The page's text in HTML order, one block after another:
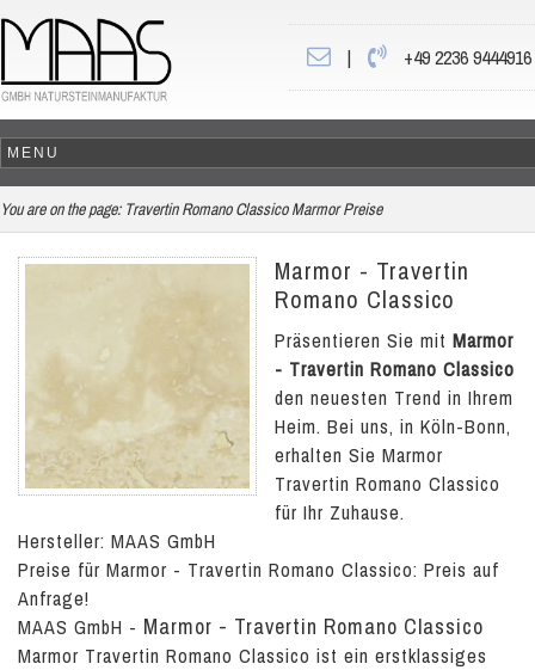
| +49 2236 9444916
You are on the page: Travertin Romano Classico Marmor Preise
Marmor - Travertin
Romano Classico
Präsentieren Sie mit Marmor
- Travertin Romano Classico
den neuesten Trend in Ihrem
Heim. Bei uns, in Köln-Bonn,
erhalten Sie Marmor
Travertin Romano Classico
für Ihr Zuhause.
Hersteller: MAAS GmbH
Preise für Marmor - Travertin Romano Classico: Preis auf
Anfrage!
MAAS GmbH - Marmor - Travertin Romano Classico
Marmor Travertin Romano Classico ist ein erstklassiges